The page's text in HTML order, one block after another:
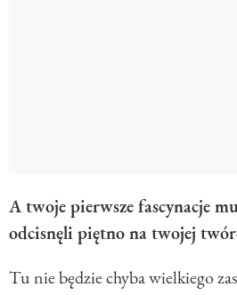
A twoje pierwsze fascynacje
odcisnęli piętno na twojej
Tu nie będzie chyba wielkiego